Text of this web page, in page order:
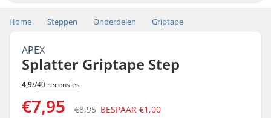
Home Steppen Onderdelen Griptape
APEX
Splatter Griptape Step
4,9//40 recensies
€7,95 €8,95 BESPAAR €1,00